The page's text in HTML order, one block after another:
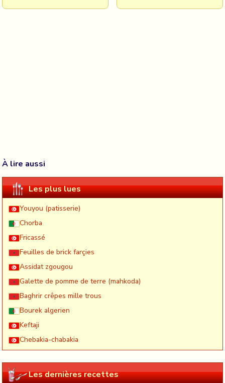
À lire aussi
Les plus lues
Youyou (patisserie)
Chorba
Fricassé
Feuilles de brick farçies
Assidat zgougou
Galette de pomme de terre (mahkoda)
Baghrir crêpes mille trous
Bourek algerien
Keftaji
Chebakia-chabakia
Les dernières recettes